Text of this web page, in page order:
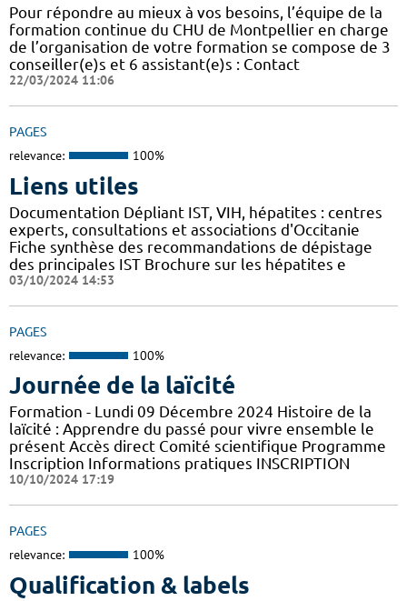
Pour répondre au mieux à vos besoins, l’équipe de la
formation continue du CHU de Montpellier en charge
de l’organisation de votre formation se compose de 3
conseiller(e)s et 6 assistant(e)s : Contact
22/03/2024 11:06
PAGES
relevance: 100%
Liens utiles
Documentation Dépliant IST, VIH, hépatites : centres
experts, consultations et associations d'Occitanie
Fiche synthèse des recommandations de dépistage
des principales IST Brochure sur les hépatites e
03/10/2024 14:53
PAGES
relevance: 100%
Journée de la laïcité
Formation - Lundi 09 Décembre 2024 Histoire de la
laïcité : Apprendre du passé pour vivre ensemble le
présent Accès direct Comité scientifique Programme
Inscription Informations pratiques ​INSCRIPTION
10/10/2024 17:19
PAGES
relevance: 100%
Qualification & labels